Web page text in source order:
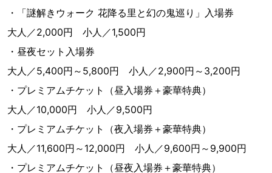
・「謎解きウォーク 花降る里と幻の鬼巡り」入場券
大人／2,000円 小人／1,500円
・昼夜セット入場券
大人／5,400円～5,800円 小人／2,900円～3,200円
・プレミアムチケット（昼入場券＋豪華特典）
大人／10,000円 小人／9,500円
・プレミアムチケット（夜入場券＋豪華特典）
大人／11,600円～12,000円 小人／9,600円～9,900円
・プレミアムチケット（昼夜入場券＋豪華特典）